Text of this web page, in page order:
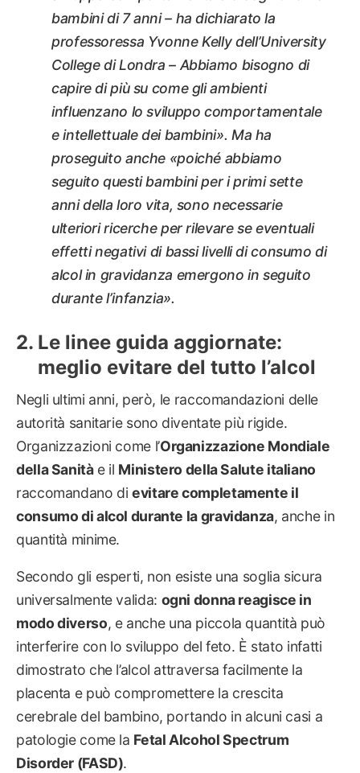
bambini di 7 anni – ha dichiarato la
professoressa Yvonne Kelly dell’University
College di Londra – Abbiamo bisogno di
capire di più su come gli ambienti
influenzano lo sviluppo comportamentale
e intellettuale dei bambini». Ma ha
proseguito anche «poiché abbiamo
seguito questi bambini per i primi sette
anni della loro vita, sono necessarie
ulteriori ricerche per rilevare se eventuali
effetti negativi di bassi livelli di consumo di
alcol in gravidanza emergono in seguito
durante l’infanzia».
Le linee guida aggiornate:
meglio evitare del tutto l’alcol
Negli ultimi anni, però, le raccomandazioni delle
autorità sanitarie sono diventate più rigide.
Organizzazioni come l’Organizzazione Mondiale
della Sanitàe il Ministero della Salute italiano
raccomandano dievitare completamente il
consumo di alcol durante la gravidanza, anche in
quantità minime.
Secondo gli esperti, non esiste una soglia sicura
universalmente valida: ogni donna reagisce in
modo diverso, e anche una piccola quantità può
interferire con lo sviluppo del feto. È stato infatti
dimostrato che l’alcol attraversa facilmente la
placenta e può compromettere la crescita
cerebrale del bambino, portando in alcuni casi a
patologie come la Fetal Alcohol Spectrum
Disorder (FASD).